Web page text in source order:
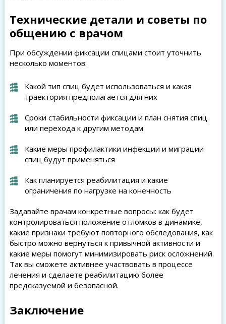
Технические детали и советы по
общению с врачом
При обсуждении фиксации спицами стоит уточнить
несколько моментов:
Какой тип спиц будет использоваться и какая
траектория предполагается для них
Сроки стабильности фиксации и план снятия спиц
или перехода к другим методам
Какие меры профилактики инфекции и миграции
спиц будут применяться
Как планируется реабилитация и какие
ограничения по нагрузке на конечность
Задавайте врачам конкретные вопросы: как будет
контролироваться положение отломков в динамике,
какие признаки требуют повторного обследования, как
быстро можно вернуться к привычной активности и
какие меры помогут минимизировать риск осложнений.
Так вы сможете активнее участвовать в процессе
лечения и сделаете реабилитацию более
предсказуемой и безопасной.
Заключение